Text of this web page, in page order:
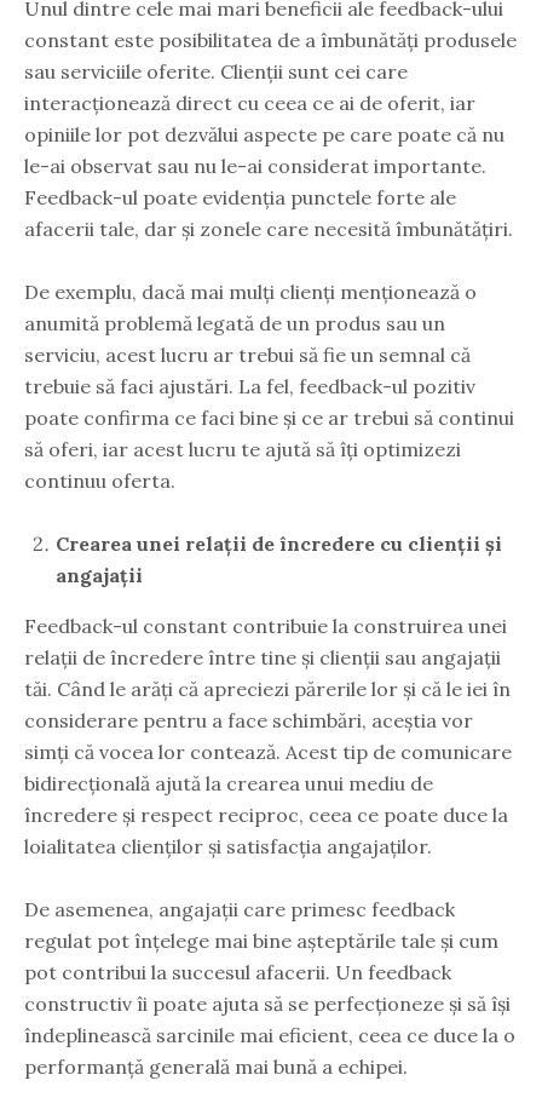
Unul dintre cele mai mari beneficii ale feedback-ului
constant este posibilitatea de a îmbunătăți produsele
sau serviciile oferite. Clienții sunt cei care
interacționează direct cu ceea ce ai de oferit, iar
opiniile lor pot dezvălui aspecte pe care poate că nu
le-ai observat sau nu le-ai considerat importante.
Feedback-ul poate evidenția punctele forte ale
afacerii tale, dar și zonele care necesită îmbunătățiri.
De exemplu, dacă mai mulți clienți menționează o
anumită problemă legată de un produs sau un
serviciu, acest lucru ar trebui să fie un semnal că
trebuie să faci ajustări. La fel, feedback-ul pozitiv
poate confirma ce faci bine și ce ar trebui să continui
să oferi, iar acest lucru te ajută să îți optimizezi
continuu oferta.
Crearea unei relații de încredere cu clienții și
angajații
Feedback-ul constant contribuie la construirea unei
relații de încredere între tine și clienții sau angajații
tăi. Când le arăți că apreciezi părerile lor și că le iei în
considerare pentru a face schimbări, aceștia vor
simți că vocea lor contează. Acest tip de comunicare
bidirecțională ajută la crearea unui mediu de
încredere și respect reciproc, ceea ce poate duce la
loialitatea clienților și satisfacția angajaților.
De asemenea, angajații care primesc feedback
regulat pot înțelege mai bine așteptările tale și cum
pot contribui la succesul afacerii. Un feedback
constructiv îi poate ajuta să se perfecționeze și să își
îndeplinească sarcinile mai eficient, ceea ce duce la o
performanță generală mai bună a echipei.